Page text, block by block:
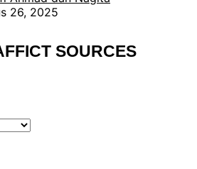
26, 2025
SOURCES